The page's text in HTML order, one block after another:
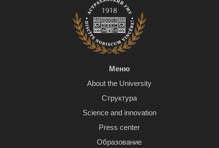
Меню
About the University
Структура
Science and innovation
Press center
Образование